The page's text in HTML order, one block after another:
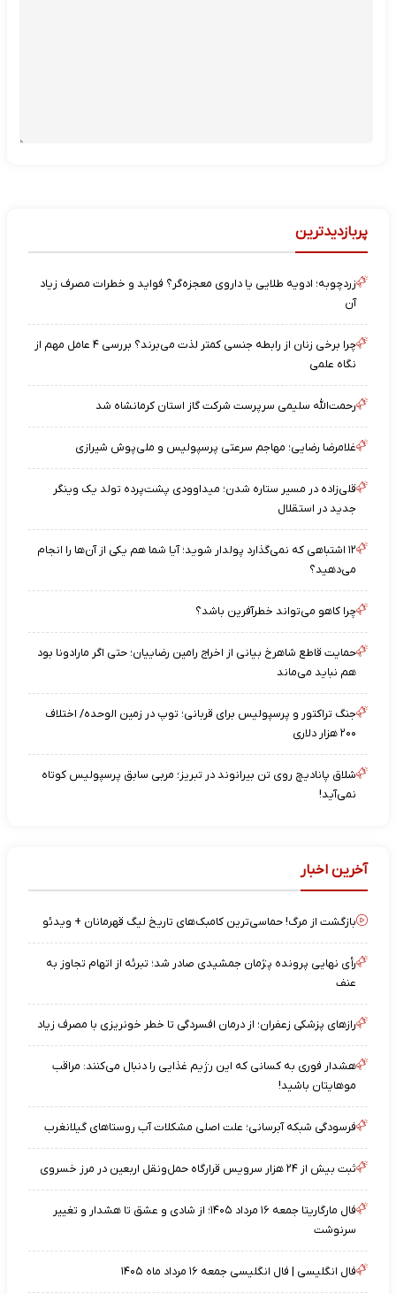
پربازدیدترین
زردچوبه؛ ادویه طلایی یا داروی معجزه‌گر؟ فواید و خطرات مصرف زیاد
آن
چرا برخی زنان از رابطه جنسی کمتر لذت می‌برند؟ بررسی ۴ عامل مهم از
نگاه علمی
رحمت‌الله سلیمی سرپرست شرکت گاز استان کرمانشاه شد
غلامرضا رضایی؛ مهاجم سرعتی پرسپولیس و ملی‌پوش شیرازی
قلی‌زاده در مسیر ستاره شدن؛ میداوودی پشت‌پرده تولد یک وینگر
جدید در استقلال
۱۲ اشتباهی که نمی‌گذارد پولدار شوید؛ آیا شما هم یکی از آن‌ها را انجام
می‌دهید؟
چرا کاهو می‌تواند خطرآفرین باشد؟
حمایت قاطع شاهرخ بیانی از اخراج رامین رضاییان؛ حتی اگر مارادونا بود
هم نباید می‌ماند
جنگ تراکتور و پرسپولیس برای قربانی؛ توپ در زمین الوحده/ اختلاف
۲۰۰ هزار دلاری
شلاق پانادیچ روی تن بیرانوند در تبریز؛ مربی سابق پرسپولیس کوتاه
نمی‌آید!
آخرین اخبار
بازگشت از مرگ! حماسی‌ترین کامبک‌های تاریخ لیگ قهرمانان + ویدئو
رأی نهایی پرونده پژمان جمشیدی صادر شد؛ تبرئه از اتهام تجاوز به
عنف
رازهای پزشکی زعفران؛ از درمان افسردگی تا خطر خونریزی با مصرف زیاد
هشدار فوری به کسانی که این رژیم غذایی را دنبال می‌کنند: مراقب
موهایتان باشید!
فرسودگی شبکه آبرسانی؛ علت اصلی مشکلات آب روستاهای گیلانغرب
ثبت بیش از ۲۴ هزار سرویس قرارگاه حمل‌ونقل اربعین در مرز خسروی
فال مارگاریتا جمعه ۱۶ مرداد ۱۴۰۵؛ از شادی و عشق تا هشدار و تغییر
سرنوشت
فال انگلیسی | فال انگلیسی جمعه ۱۶ مرداد ماه ۱۴۰۵